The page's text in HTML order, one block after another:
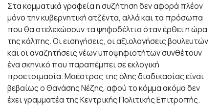
Στα κομματικά γραφεία η συζήτηση δεν αφορά πλέον
μόνο την κυβερνητική ατζέντα, αλλά και τα πρόσωπα
που θα στελεχώσουν τα ψηφοδέλτια όταν έρθει η ώρα
της κάλπης. Οι εισηγήσεις, οι αξιολογήσεις βουλευτών
και οι αναζητήσεις νέων υποψηφιοτήτων συνθέτουν
ένα σκηνικό που παραπέμπει σε εκλογική
προετοιμασία. Μαέστρος της όλης διαδικασίας είναι
βεβαίως ο Θανάσης Νέζης, αφού το κόμμα ακόμα δεν
έχει γραμματέα της Κεντρικής Πολιτικής Επιτροπής.